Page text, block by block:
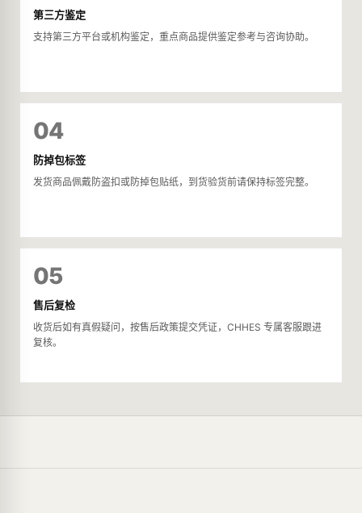
第三方鉴定
支持第三方平台或机构鉴定，重点商品提供鉴定参考与咨询协助。
04
防掉包标签
发货商品佩戴防盗扣或防掉包贴纸，到货验货前请保持标签完整。
05
售后复检
收货后如有真假疑问，按售后政策提交凭证，CHHES 专属客服跟进
复核。